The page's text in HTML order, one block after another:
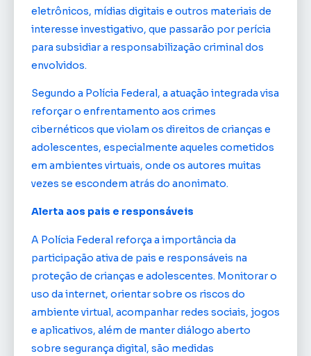
eletrônicos, mídias digitais e outros materiais de
interesse investigativo, que passarão por perícia
para subsidiar a responsabilização criminal dos
envolvidos.
Segundo a Polícia Federal, a atuação integrada visa
reforçar o enfrentamento aos crimes
cibernéticos que violam os direitos de crianças e
adolescentes, especialmente aqueles cometidos
em ambientes virtuais, onde os autores muitas
vezes se escondem atrás do anonimato.
Alerta aos pais e responsáveis
A Polícia Federal reforça a importância da
participação ativa de pais e responsáveis na
proteção de crianças e adolescentes. Monitorar o
uso da internet, orientar sobre os riscos do
ambiente virtual, acompanhar redes sociais, jogos
e aplicativos, além de manter diálogo aberto
sobre segurança digital, são medidas